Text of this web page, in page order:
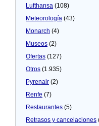
Lufthansa (108)
Meteorologí­a (43)
Monarch (4)
Museos (2)
Ofertas (127)
Otros (1.935)
Pyrenair (2)
Renfe (7)
Restaurantes (5)
Retrasos y cancelaciones